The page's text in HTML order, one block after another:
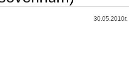
30.05.2010г.